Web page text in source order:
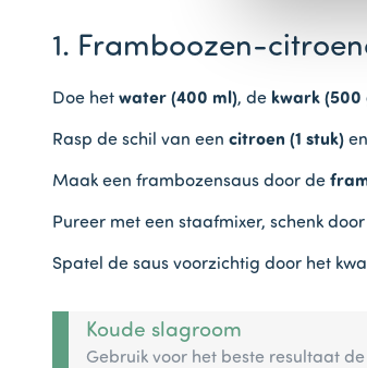
1. Framboozen-
Doe het water (400 ml), de kwark (500
Rasp de schil van een citroen (1 stuk)
Maak een frambozensaus door de
Pureer met een staafmixer, schenk
Spatel de saus voorzichtig door het
Koude slagroom
Gebruik voor het beste resultaat